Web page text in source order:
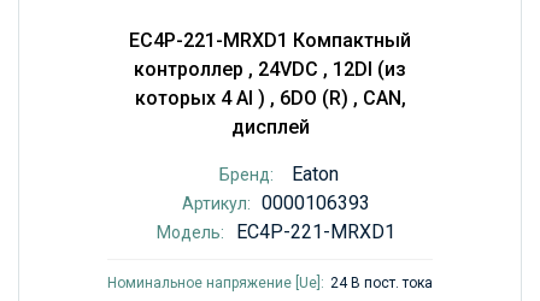
EC4P-221-MRXD1 Компактный
контроллер , 24VDC , 12DI (из
которых 4 AI ) , 6DO (R) , CAN,
дисплей
Бренд: Eaton
Артикул: 0000106393
Модель: EC4P-221-MRXD1
Номинальное напряжение [Ue]: 24 В пост. тока